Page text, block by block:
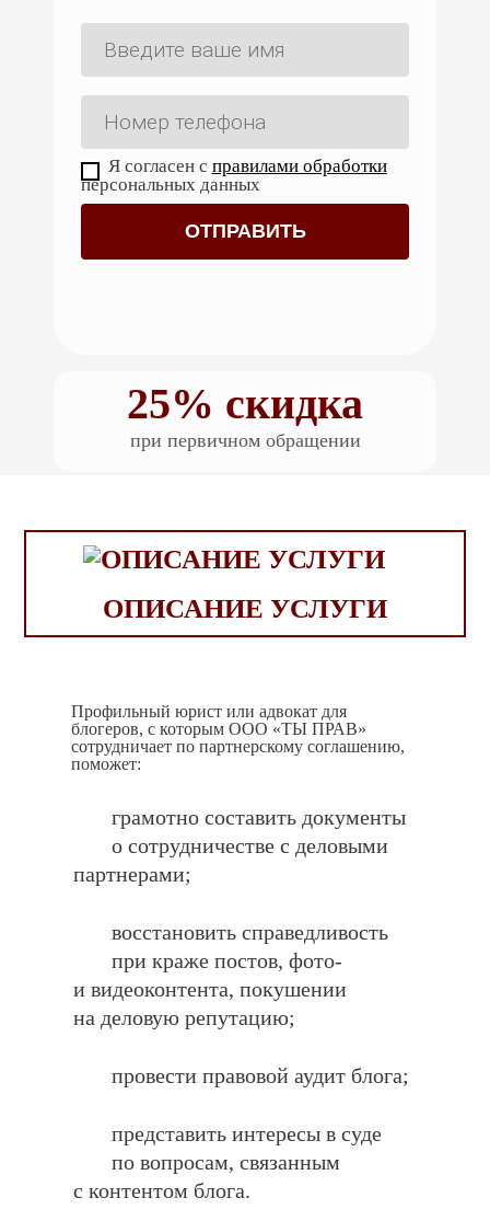
Я согласен с правилами обработки
персональных данных
25% скидка
при первичном обращении
ОПИСАНИЕ УСЛУГИ
Профильный юрист или адвокат для
блогеров, с которым ООО «ТЫ ПРАВ»
сотрудничает по партнерскому соглашению,
поможет:
грамотно составить документы
о сотрудничестве с деловыми
партнерами;
восстановить справедливость
при краже постов, фото-
и видеоконтента, покушении
на деловую репутацию;
провести правовой аудит блога;
представить интересы в суде
по вопросам, связанным
с контентом блога.